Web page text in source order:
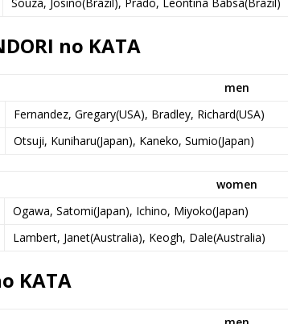
no KATA
men
Fernandez, Gregary(USA), Bradley, Richard(USA)
Otsuji, Kuniharu(Japan), Kaneko, Sumio(Japan)
women
Ogawa, Satomi(Japan), Ichino, Miyoko(Japan)
Lambert, Janet(Australia), Keogh, Dale(Australia)
KATA